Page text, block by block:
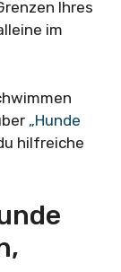
Ihres
im
„Hunde
hilfreiche